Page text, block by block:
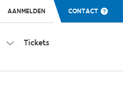
AANMELDEN CONTACT
Tickets